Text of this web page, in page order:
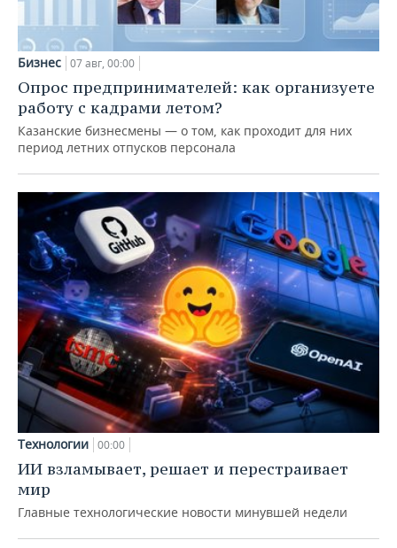
Бизнес 07 авг, 00:00
Опрос предпринимателей: как организуете
работу с кадрами летом?
Казанские бизнесмены — о том, как проходит для них
период летних отпусков персонала
Технологии 00:00
ИИ взламывает, решает и перестраивает
мир
Главные технологические новости минувшей недели